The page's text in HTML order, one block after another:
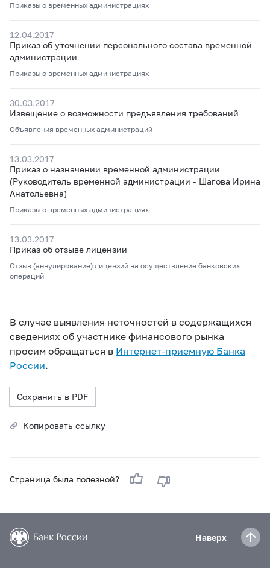
Приказы о временных администрациях
12.04.2017
Приказ об уточнении персонального состава временной
администрации
Приказы о временных администрациях
30.03.2017
Извещение о возможности предъявления требований
Объявления временных администраций
13.03.2017
Приказ о назначении временной администрации
(Руководитель временной администрации - Шагова Ирина
Анатольевна)
Приказы о временных администрациях
13.03.2017
Приказ об отзыве лицензии
Отзыв (аннулирование) лицензий на осуществление банковских
операций
В случае выявления неточностей в содержащихся
сведениях об участнике финансового рынка
просим обращаться в Интернет-приемную Банка
России.
Сохранить в PDF
Копировать ссылку
Страница была полезной?
Наверх